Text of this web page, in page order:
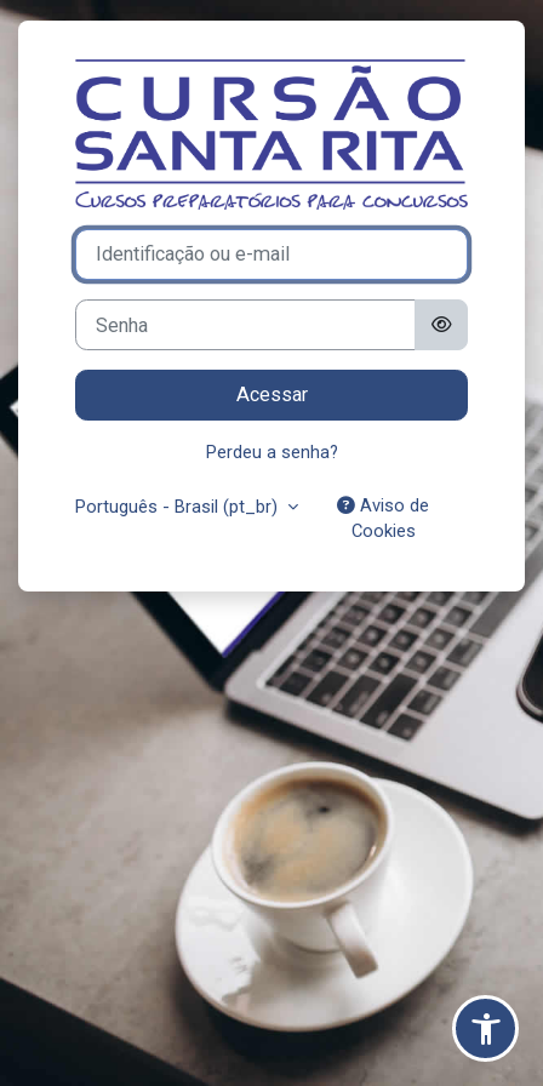
Ir para o conteúdo principal
Acesso a
Identificação ou e-mail
Senha
Acessar
Perdeu a senha?
Português - Brasil ‎(pt_br)‎
Aviso de
Cookies